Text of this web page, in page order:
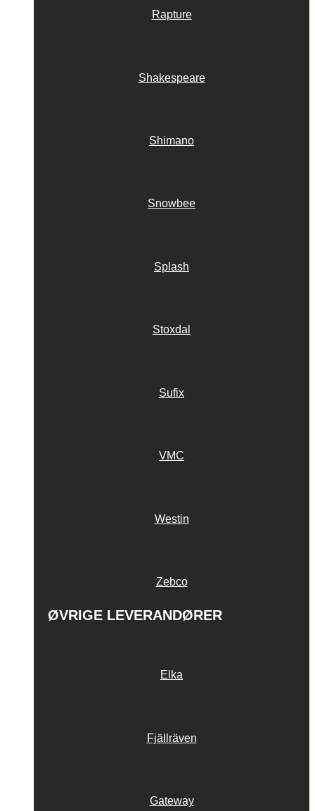
Rapture
Shakespeare
Shimano
Snowbee
Splash
Stoxdal
Sufix
VMC
Westin
Zebco
ØVRIGE LEVERANDØRER
Elka
Fjällräven
Gateway